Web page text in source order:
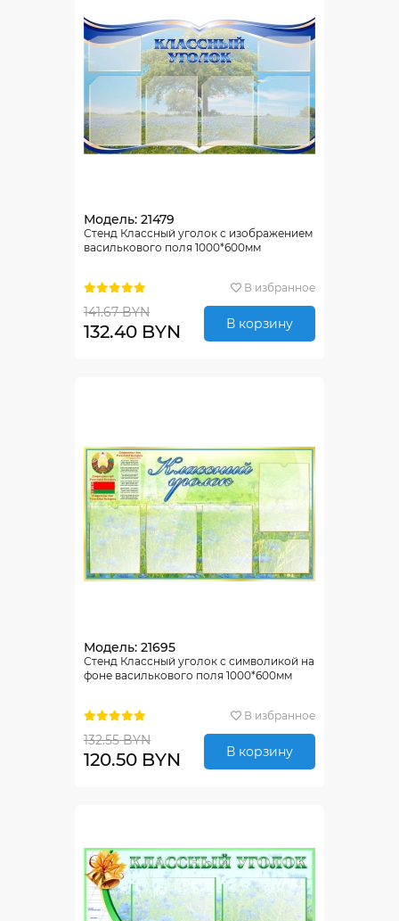
Модель: 21479
Стенд Классный уголок с изображением
василькового поля 1000*600мм
В избранное
141.67 BYN
132.40 BYN В корзину
Модель: 21695
Стенд Классный уголок с символикой на
фоне василькового поля 1000*600мм
В избранное
132.55 BYN
120.50 BYN В корзину